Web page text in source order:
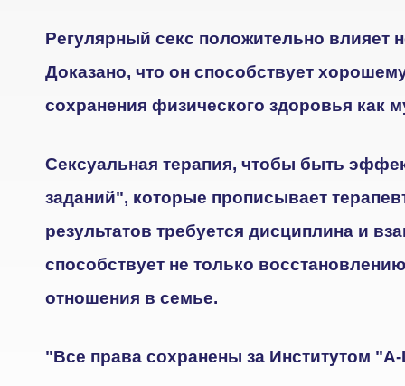
Регулярный секс положительно влияет
Доказано, что он способствует
сохранения физического здоровья как
Сексуальная терапия, чтобы быть
заданий", которые прописывает
результатов требуется дисциплина и
способствует не только
отношения в семье.
Все права сохранены за Институтом
"